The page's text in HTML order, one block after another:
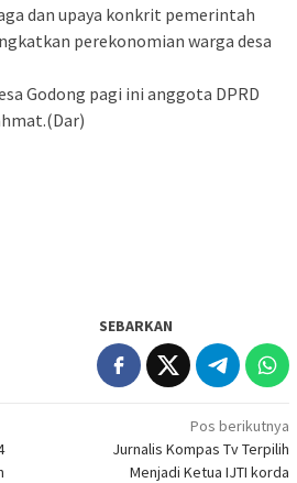
dan upaya konkrit pemerintah
perekonomian warga desa
Godong pagi ini anggota DPRD
SEBARKAN
Pos berikutnya
Jurnalis Kompas Tv Terpilih
Menjadi Ketua IJTI korda